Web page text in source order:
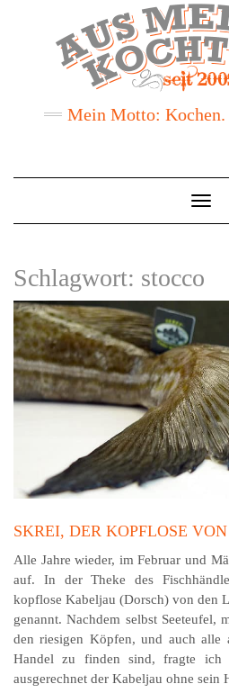
Mein Motto: Kochen.
Schlagwort: stocco
SKREI, DER KOPFLOSE
Alle Jahre wieder, im Februar und
auf. In der Theke des
kopflose Kabeljau (Dorsch) von den
genannt. Nachdem selbst Seeteufel,
den riesigen Köpfen, und auch alle
Handel zu finden sind, fragte ich
ausgerechnet der Kabeljau ohne sein